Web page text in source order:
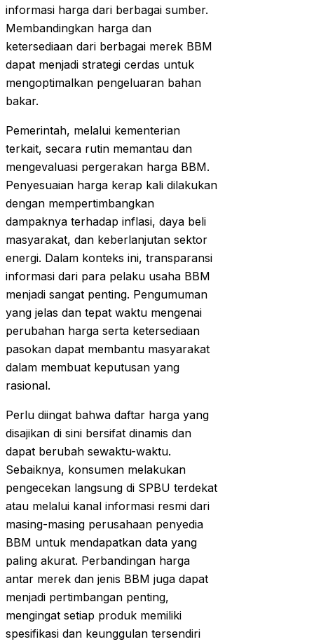
informasi harga dari berbagai sumber.
Membandingkan harga dan
ketersediaan dari berbagai merek BBM
dapat menjadi strategi cerdas untuk
mengoptimalkan pengeluaran bahan
bakar.
Pemerintah, melalui kementerian
terkait, secara rutin memantau dan
mengevaluasi pergerakan harga BBM.
Penyesuaian harga kerap kali dilakukan
dengan mempertimbangkan
dampaknya terhadap inflasi, daya beli
masyarakat, dan keberlanjutan sektor
energi. Dalam konteks ini, transparansi
informasi dari para pelaku usaha BBM
menjadi sangat penting. Pengumuman
yang jelas dan tepat waktu mengenai
perubahan harga serta ketersediaan
pasokan dapat membantu masyarakat
dalam membuat keputusan yang
rasional.
Perlu diingat bahwa daftar harga yang
disajikan di sini bersifat dinamis dan
dapat berubah sewaktu-waktu.
Sebaiknya, konsumen melakukan
pengecekan langsung di SPBU terdekat
atau melalui kanal informasi resmi dari
masing-masing perusahaan penyedia
BBM untuk mendapatkan data yang
paling akurat. Perbandingan harga
antar merek dan jenis BBM juga dapat
menjadi pertimbangan penting,
mengingat setiap produk memiliki
spesifikasi dan keunggulan tersendiri